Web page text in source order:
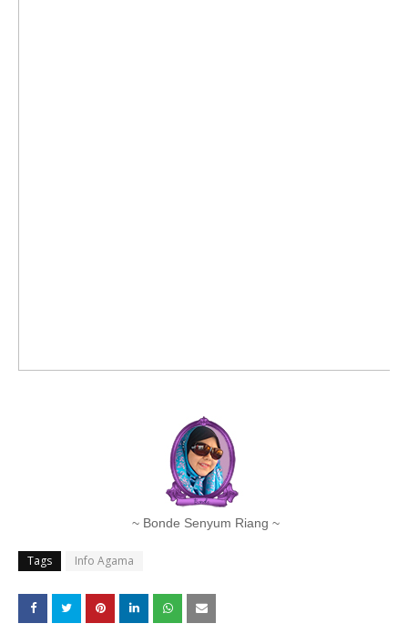
~ Bonde Senyum Riang ~
Tags Info Agama